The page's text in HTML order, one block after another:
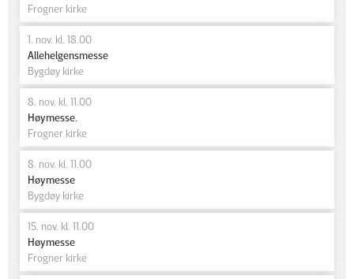
Frogner kirke
1. nov. kl. 18.00
Allehelgensmesse
Bygdøy kirke
8. nov. kl. 11.00
Høymesse.
Frogner kirke
8. nov. kl. 11.00
Høymesse
Bygdøy kirke
15. nov. kl. 11.00
Høymesse
Frogner kirke